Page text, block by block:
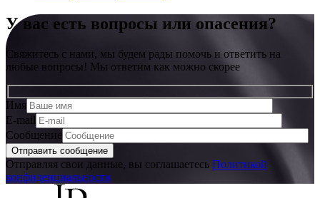
У вас есть вопросы или опасения?
Свяжитесь с нами, мы будем рады помочь и ответить на
любые вопросы! Мы ответим как можно скорее
Имя
E-mail
Сообщение
Отправляя свои данные, вы соглашаетесь Политикой
конфиденциальности